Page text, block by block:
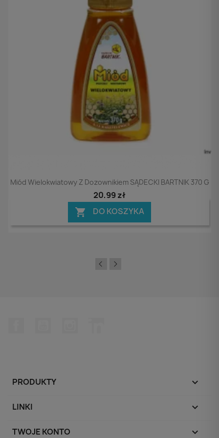
Podgląd
Miód Wielokwiatowy Z Dozownikiem SĄDECKI BARTNIK 370 G
20,99 zł
 DO KOSZYKA
PRODUKTY 
LINKI 
TWOJE KONTO 